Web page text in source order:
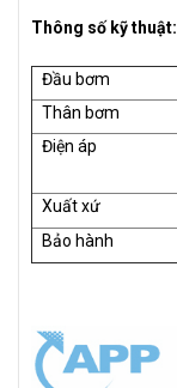
Thông số kỹ thuật:
Đầu bơm
Thân bơm
Điện áp
Xuất xứ
Bảo hành